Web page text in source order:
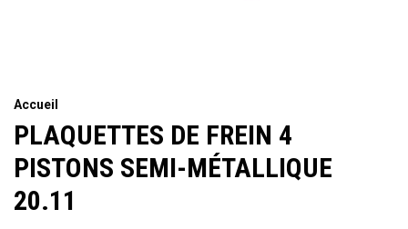
Accueil
PLAQUETTES DE FREIN 4
PISTONS SEMI-MÉTALLIQUE
20.11